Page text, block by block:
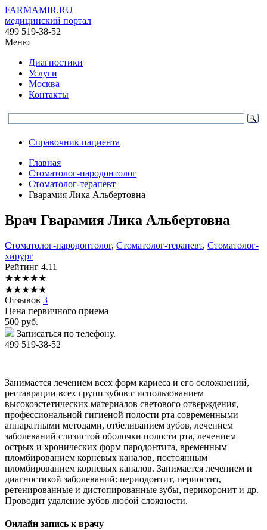
FARMAMIR.RU
медицинский портал
499 519-38-52
Меню
Диагностики
Услуги
Москва
Контакты
Справочник пациента
Главная
Стоматолог-пародонтолог
Стоматолог-терапевт
Гварамия Лика Альбертовна
Врач Гварамия Лика Альбертовна
Стоматолог-пародонтолог, Стоматолог-терапевт, Стоматолог-
хирург
Рейтинг 4.11
★★★★★
★★★★★
Отзывов 3
Цена первичного приема
500 руб.
Записаться по телефону.
499 519-38-52
Занимается лечением всех форм кариеса и его осложнений,
реставрации всех групп зубов с использованием
высокоэстетических материалов светового отверждения,
профессиональной гигиеной полости рта современными
аппаратными методами, отбеливанием зубов, лечением
заболеваний слизистой оболочки полости рта, лечением
острых и хронических форм пародонтита, временным
пломбированием корневых каналов, постоянным
пломбированием корневых каналов. Занимается лечением и
диагностикой заболеваний: периодонтит, периостит,
ретенированные и дистопированные зубы, перикоронит и др.
Проводит удаление зубов любой сложности.
Онлайн запись к врачу